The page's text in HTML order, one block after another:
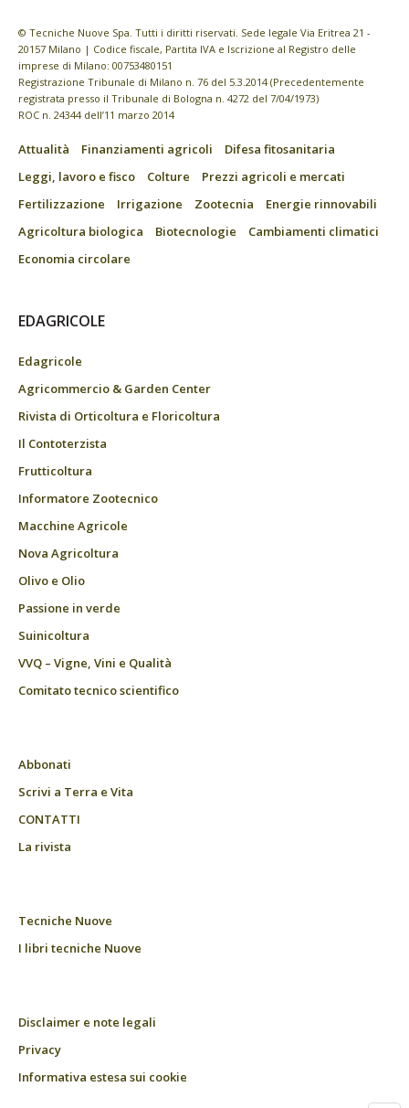
© Tecniche Nuove Spa. Tutti i diritti riservati. Sede legale Via Eritrea 21 -
20157 Milano | Codice fiscale, Partita IVA e Iscrizione al Registro delle
imprese di Milano: 00753480151
Registrazione Tribunale di Milano n. 76 del 5.3.2014 (Precedentemente
registrata presso il Tribunale di Bologna n. 4272 del 7/04/1973)
ROC n. 24344 dell’11 marzo 2014
Attualità Finanziamenti agricoli
Difesa fitosanitaria
Leggi, lavoro e fisco
Colture
Prezzi agricoli e mercati
Fertilizzazione
Irrigazione Zootecnia
Energie rinnovabili
Agricoltura biologica
Biotecnologie
Cambiamenti climatici
Economia circolare
EDAGRICOLE
Edagricole
Agricommercio & Garden Center
Rivista di Orticoltura e Floricoltura
Il Contoterzista
Frutticoltura
Informatore Zootecnico
Macchine Agricole
Nova Agricoltura
Olivo e Olio
Passione in verde
Suinicoltura
VVQ – Vigne, Vini e Qualità
Comitato tecnico scientifico
Abbonati
Scrivi a Terra e Vita
CONTATTI
La rivista
Tecniche Nuove
I libri tecniche Nuove
Disclaimer e note legali
Privacy
Informativa estesa sui cookie